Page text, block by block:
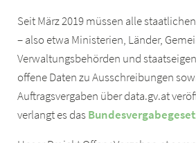
Seit März 2019 müssen alle
– also etwa Ministerien, Länder,
Verwaltungsbehörden und
offene Daten zu Ausschreibungen
Auftragsvergaben über data.gv.at
verlangt es das